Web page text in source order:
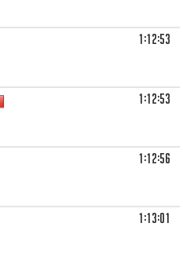
1:12:53
1:12:53
1:12:56
1:13:01